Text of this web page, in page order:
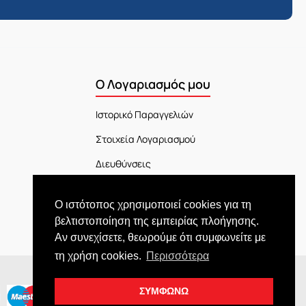
Ο ιστότοπος χρησιμοποιεί cookies για τη
βελτιστοποίηση της εμπειρίας πλοήγησης.
Αν συνεχίσετε, θεωρούμε ότι συμφωνείτε με
τη χρήση cookies. Περισσότερα
ΣΥΜΦΩΝΩ
Ο Λογαριασμός μου
Ιστορικό Παραγγελιών
Στοιχεία Λογαριασμού
Διευθύνσεις
Εξέλιξη Παραγγελίας